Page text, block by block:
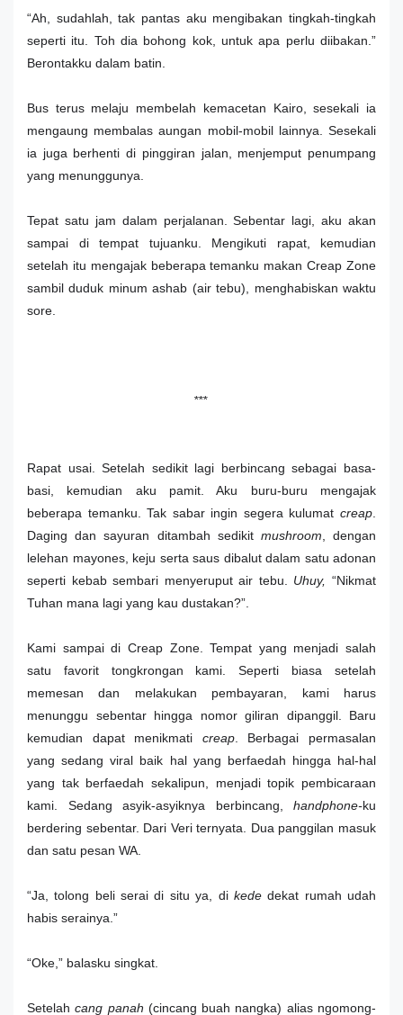
“Ah, sudahlah, tak pantas aku mengibakan tingkah-tingkah
seperti itu. Toh dia bohong kok, untuk apa perlu diibakan.”
Berontakku dalam batin.
Bus terus melaju membelah kemacetan Kairo, sesekali ia
mengaung membalas aungan mobil-mobil lainnya. Sesekali
ia juga berhenti di pinggiran jalan, menjemput penumpang
yang menunggunya.
Tepat satu jam dalam perjalanan. Sebentar lagi, aku akan
sampai di tempat tujuanku. Mengikuti rapat, kemudian
setelah itu mengajak beberapa temanku makan Creap Zone
sambil duduk minum ashab (air tebu), menghabiskan waktu
sore.
***
Rapat usai. Setelah sedikit lagi berbincang sebagai basa-
basi, kemudian aku pamit. Aku buru-buru mengajak
beberapa temanku. Tak sabar ingin segera kulumat creap
Daging dan sayuran ditambah sedikitmushroom , dengan
lelehan mayones, keju serta saus dibalut dalam satu adonan
seperti kebab sembari menyeruput air tebu. Uhuy, “Nikmat
Tuhan mana lagi yang kau dustakan?”.
Kami sampai di Creap Zone. Tempat yang menjadi salah
satu favorit tongkrongan kami. Seperti biasa setelah
memesan dan melakukan pembayaran, kami harus
menunggu sebentar hingga nomor giliran dipanggil. Baru
kemudian dapat menikmati creap. Berbagai permasalan
yang sedang viral baik hal yang berfaedah hingga hal-hal
yang tak berfaedah sekalipun, menjadi topik pembicaraan
kami. Sedang asyik-asyiknya berbincang, handphone-ku
berdering sebentar. Dari Veri ternyata. Dua panggilan masuk
dan satu pesan WA.
“Ja, tolong beli serai di situ ya, dikededekat rumah udah
habis serainya.”
“Oke,” balasku singkat.
Setelahcang panah (cincang buah nangka) alias ngomong-